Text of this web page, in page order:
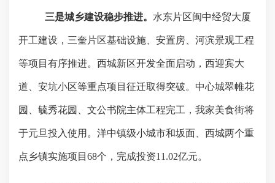
三是城乡建设稳步推进。 水东片区闽中经贸大厦
开工建设，三奎片区基础设施、安置房、河滨景观工程
等项目有序推进。西城新区开发全面启动，西迎宾大
道、安坑小区等重点项目征迁取得突破。中心城翠帷花
园、毓秀花园、文公书院主体工程完工，我家美食街将
于元旦投入使用。洋中镇级小城市和坂面、西城两个重
点乡镇实施项目 68个，完成投资11.02亿元。